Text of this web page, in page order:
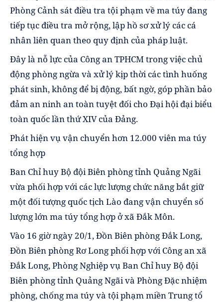
Phòng Cảnh sát điều tra tội phạm về ma túy đang
tiếp tục điều tra mở rộng, lập hồ sơ xử lý các cá
nhân liên quan theo quy định của pháp luật.
Đây là nỗ lực của Công an TPHCM trong việc chủ
động phòng ngừa và xử lý kịp thời các tình huống
phát sinh, không để bị động, bất ngờ, góp phần bảo
đảm an ninh an toàn tuyệt đối cho Đại hội đại biểu
toàn quốc lần thứ XIV của Đảng.
Phát hiện vụ vận chuyển hơn 12.000 viên ma túy
tổng hợp
Ban Chỉ huy Bộ đội Biên phòng tỉnh Quảng Ngãi
vừa phối hợp với các lực lượng chức năng bắt giữ
một đối tượng quốc tịch Lào đang vận chuyển số
lượng lớn ma túy tổng hợp ở xã Đắk Môn.
Vào 16 giờ ngày 20/1, Đồn Biên phòng Đắk Long,
Đồn Biên phòng Rơ Long phối hợp với Công an xã
Đắk Long, Phòng Nghiệp vụ Ban Chỉ huy Bộ đội
Biên phòng tỉnh Quảng Ngãi và Phòng Đặc nhiệm
phòng, chống ma túy và tội phạm miền Trung tổ